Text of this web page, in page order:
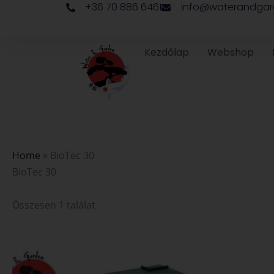
+36 70 886 6461
Kezdőlap Webshop
Home » BioTec 30
BioTec 30
Összesen 1 találat